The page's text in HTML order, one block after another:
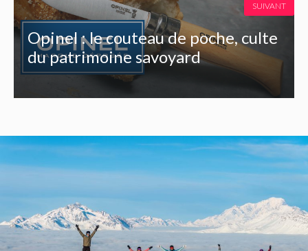
Opinel : le couteau de poche, culte
du patrimoine savoyard
SUIVANT